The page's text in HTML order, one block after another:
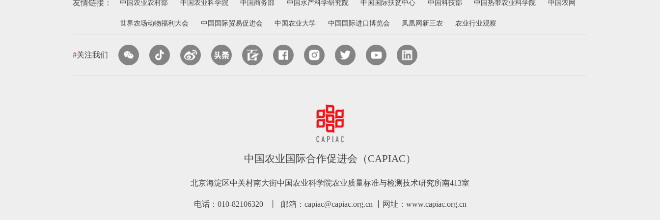
友情链接： 中国农业农村部 中国农业科学院 中国商务部 中国水产科学研究院 中国国际扶贫中心 中国科技部 中国热带农业科学院 中国农网
世界农场动物福利大会 中国国际贸易促进会 中国农业大学 中国国际进口博览会 凤凰网新三农 农业行业观察
#关注我们
中国农业国际合作促进会（CAPIAC）
北京海淀区中关村南大街中国农业科学院农业质量标准与检测技术研究所南413室
电话：010-82106320 丨 邮箱：capiac@capiac.org.cn 丨网址：www.capiac.org.cn